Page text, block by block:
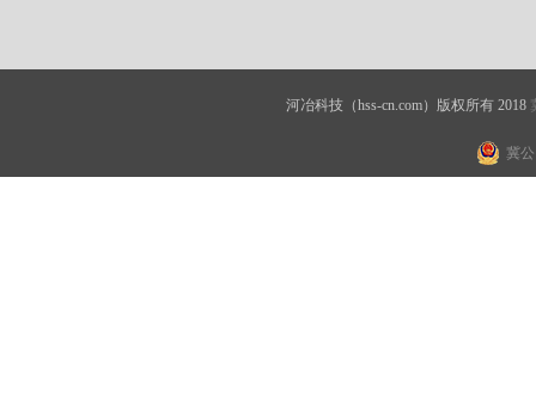
河冶科技（hss-cn.com）版权所有 2018
冀公